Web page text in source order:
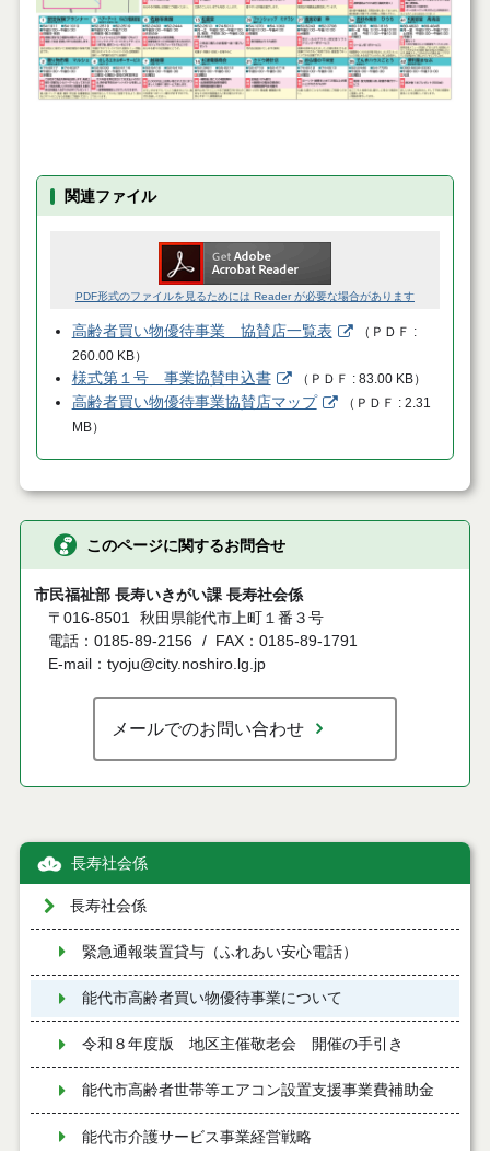
関連ファイル
PDF形式のファイルを見るためには Reader が必要な場合があります
高齢者買い物優待事業 協賛店一覧表 （ ＰＤＦ
260.00 KB）
様式第１号 事業協賛申込書 （ ＰＤＦ 83.00 KB）
高齢者買い物優待事業協賛店マップ （ ＰＤＦ
2.31
MB）
このページに関するお問合せ
市民福祉部 長寿いきがい課 長寿社会係
〒016-8501 秋田県能代市上町１番３号
電話：0185-89-2156
FAX：0185-89-1791
E-mail：tyoju@city.noshiro.lg.jp
メールでのお問い合わせ
長寿社会係
長寿社会係
緊急通報装置貸与（ふれあい安心電話）
能代市高齢者買い物優待事業について
令和８年度版 地区主催敬老会 開催の手引き
能代市高齢者世帯等エアコン設置支援事業費補助金
能代市介護サービス事業経営戦略